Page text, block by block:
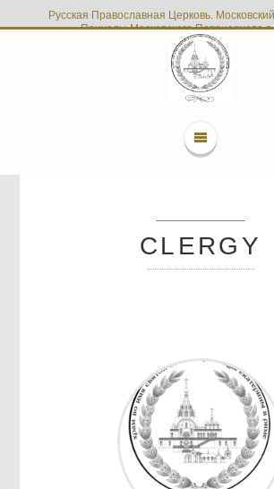
Русская Православная Церковь.
Приходы Московского Патриархата
CLERGY